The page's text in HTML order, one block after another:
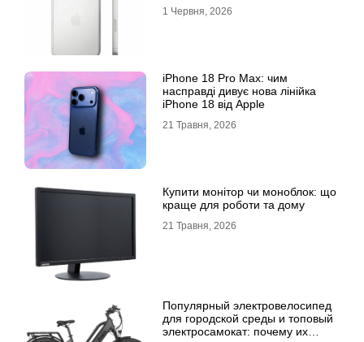
1 Червня, 2026
iPhone 18 Pro Max: чим
насправді дивує нова лінійка
iPhone 18 від Apple
21 Травня, 2026
Купити монітор чи моноблок: що
краще для роботи та дому
21 Травня, 2026
Популярный электровелосипед
для городской среды и топовый
электросамокат: почему их